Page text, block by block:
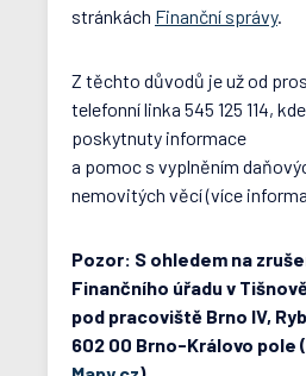
stránkách Finanční správy.
Z těchto důvodů je už od
telefonní linka 545 125 114,
poskytnuty informace
a pomoc s vyplněním
nemovitých věcí (více
Pozor: S ohledem na
Finančního úřadu v
pod pracoviště Brno IV,
602 00 Brno-Královo pole